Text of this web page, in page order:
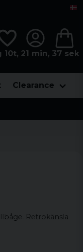
21 min, 37 sek
Clearance
Retrokänsla